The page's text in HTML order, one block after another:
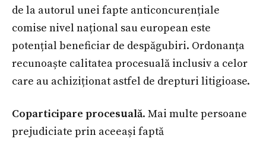
de la autorul unei fapte anticoncurențiale
comise nivel național sau european este
potențial beneficiar de despăgubiri. Ordonanța
recunoaște calitatea procesuală inclusiv a celor
care au achiziționat astfel de drepturi litigioase.
Coparticipare procesuală. Mai multe persoane
prejudiciate prin aceeași faptă